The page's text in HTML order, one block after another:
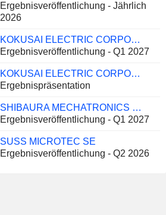
Ergebnisveröffentlichung - Jährlich
2026
KOKUSAI ELECTRIC CORPORATION
Ergebnisveröffentlichung - Q1 2027
KOKUSAI ELECTRIC CORPORATION
Ergebnispräsentation
SHIBAURA MECHATRONICS CORPORATION
Ergebnisveröffentlichung - Q1 2027
SUSS MICROTEC SE
Ergebnisveröffentlichung - Q2 2026